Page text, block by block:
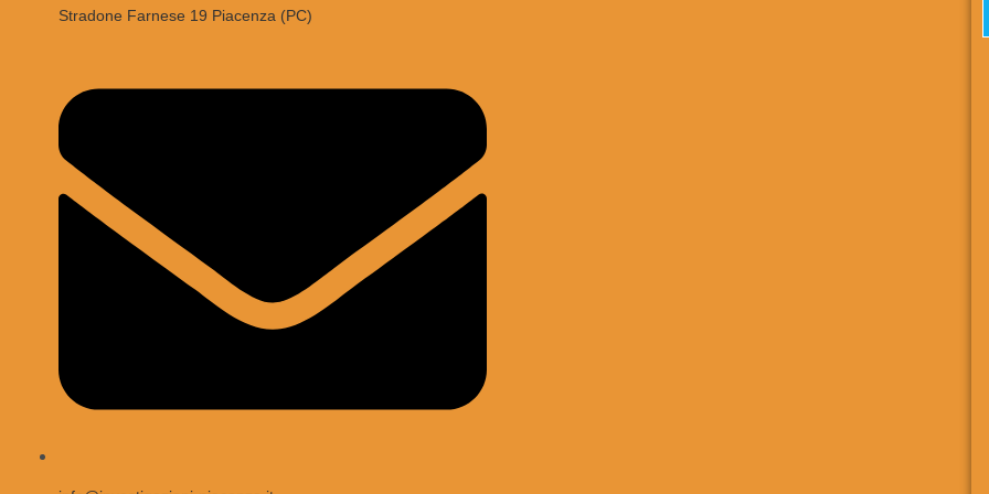
Stradone Farnese 19 Piacenza (PC)